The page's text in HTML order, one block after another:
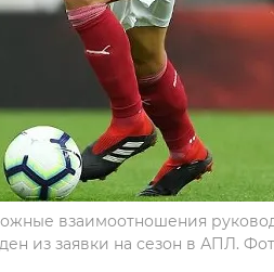
взаимоотношения
из заявки на сезон в АПЛ.